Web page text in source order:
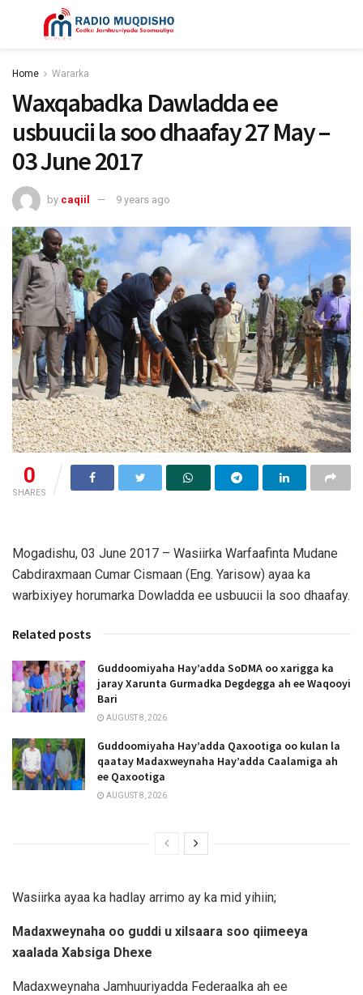
Home Wararka
Waxqabadka Dawladda ee
usbuucii la soo dhaafay 27 May –
03 June 2017
by caqiil 9 years ago
0
SHARES
Mogadishu, 03 June 2017 – Wasiirka Warfaafinta Mudane
Cabdiraxmaan Cumar Cismaan (Eng. Yarisow) ayaa ka
warbixiyey horumarka Dowladda ee usbuucii la soo dhaafay.
Related posts
Guddoomiyaha Hay’adda SoDMA oo xarigga ka
jaray Xarunta Gurmadka Degdegga ah ee Waqooyi
Bari
AUGUST 8, 2026
Guddoomiyaha Hay’adda Qaxootiga oo kulan la
qaatay Madaxweynaha Hay’adda Caalamiga ah
ee Qaxootiga
AUGUST 8, 2026
Wasiirka ayaa ka hadlay arrimo ay ka mid yihiin;
Madaxweynaha oo guddi u xilsaara soo qiimeeya
xaalada Xabsiga Dhexe
Madaxweynaha Jamhuuriyadda Federaalka ah ee